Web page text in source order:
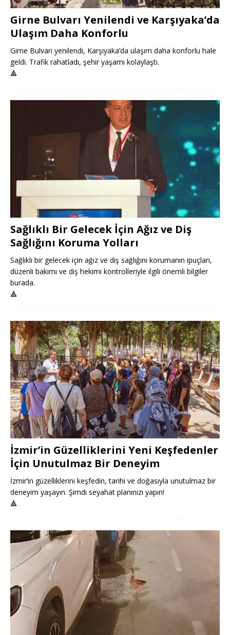
Girne Bulvarı Yenilendi ve Karşıyaka’da
Ulaşım Daha Konforlu
Girne Bulvarı yenilendi, Karşıyaka’da ulaşım daha konforlu hale
geldi. Trafik rahatladı, şehir yaşamı kolaylaştı.
🔺
Sağlıklı Bir Gelecek İçin Ağız ve Diş
Sağlığını Koruma Yolları
Sağlıklı bir gelecek için ağız ve diş sağlığını korumanın ipuçları,
düzenli bakımı ve diş hekimi kontrolleriyle ilgili önemli bilgiler
burada.
🔺
İzmir’in Güzelliklerini Yeni Keşfedenler
İçin Unutulmaz Bir Deneyim
İzmir’in güzelliklerini keşfedin, tarihi ve doğasıyla unutulmaz bir
deneyim yaşayın. Şimdi seyahat planınızı yapın!
🔺